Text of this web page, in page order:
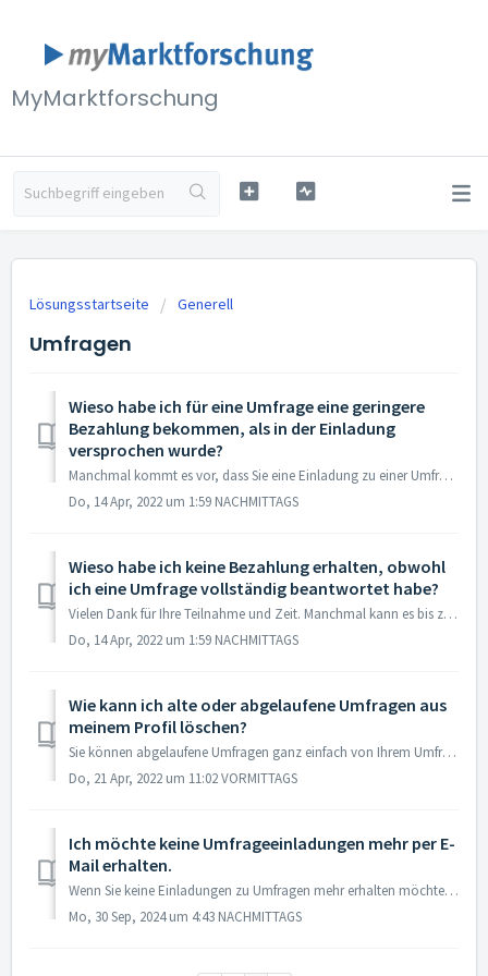
MyMarktforschung
Lösungsstartseite Generell
Umfragen
Wieso habe ich für eine Umfrage eine geringere
Bezahlung bekommen, als in der Einladung
versprochen wurde?
Manchmal kommt es vor, dass Sie eine Einladung zu einer Umfrage bekommen und diese starten, aber nach ein paar Auswahlfragen leider ausscheiden, weil Sie ni...
Do, 14 Apr, 2022 um 1:59 NACHMITTAGS
Wieso habe ich keine Bezahlung erhalten, obwohl
ich eine Umfrage vollständig beantwortet habe?
Vielen Dank für Ihre Teilnahme und Zeit. Manchmal kann es bis zu 24 Stunden dauern, bis die Bezahlung in Ihrem Account sichtbar wird. Sollten Sie nach zwei...
Do, 14 Apr, 2022 um 1:59 NACHMITTAGS
Wie kann ich alte oder abgelaufene Umfragen aus
meinem Profil löschen?
Sie können abgelaufene Umfragen ganz einfach von Ihrem Umfrage-Profil entfernen. Bitte klicken Sie dazu auf den Link oder den Button der Sie zur Umfrage füh...
Do, 21 Apr, 2022 um 11:02 VORMITTAGS
Ich möchte keine Umfrageeinladungen mehr per E-
Mail erhalten.
Wenn Sie keine Einladungen zu Umfragen mehr erhalten möchten, können Sie sich über den in jeder E-Mail enthaltenen Abmeldelink abmelden. Alternativ können S...
Mo, 30 Sep, 2024 um 4:43 NACHMITTAGS